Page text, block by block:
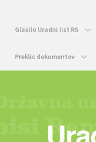
Glasilo Uradni list RS
Preklic dokumentov